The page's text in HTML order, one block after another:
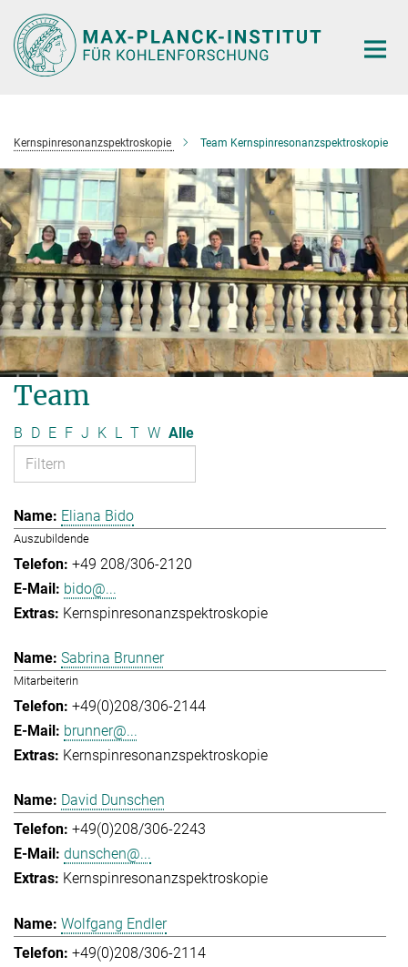
Hauptinhalt
Kernspinresonanzspektroskopie Team Kernspinresonanzspektroskopie
Team
B D E F J K L T W Alle
Eliana Bido
Auszubildende
+49 208/306-2120
bido@...
Kernspinresonanzspektroskopie
Sabrina Brunner
Mitarbeiterin
+49(0)208/306-2144
brunner@...
Kernspinresonanzspektroskopie
David Dunschen
+49(0)208/306-2243
dunschen@...
Kernspinresonanzspektroskopie
Wolfgang Endler
+49(0)208/306-2114